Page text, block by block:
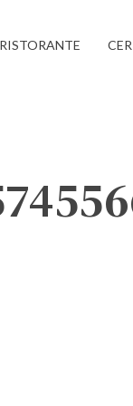
RISTORANTE